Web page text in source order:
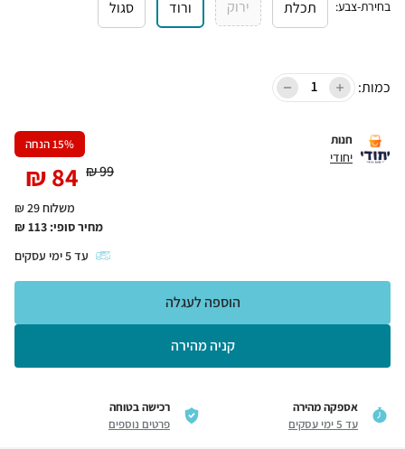
בחירת-צבע: תכלת ירוק ורוד סגול
כמות:
חנות
יחודי
15% הנחה
99
₪
84
₪
משלוח 29 ₪
מחיר סופי: 113
₪
עד5ימי עסקים
קניה מהירה
הוספה לעגלה
אספקה מהירה
עד 5 ימי עסקים
רכישה בטוחה
פרטים נוספים